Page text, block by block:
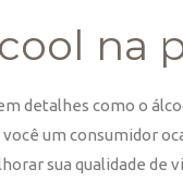
na
detalhes como o
um consumidor
sua qualidade de